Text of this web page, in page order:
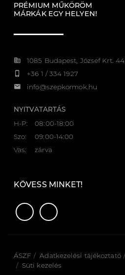
PRÉMIUM MŰKÖRÖM
MÁRKÁK EGY HELYEN!
corporate_fare 1085 Budapest, József Krt. 44.
phone_iphone +36 1 / 334 1927
email info@szepkormok.hu
NYITVATARTÁS
H-P:
08:00-18:00
Szo:
09:00-14:00
Vas:
zárva
KÖVESS MINKET!
ÁSZF Adatkezelési tájékoztató
Süti kezelés